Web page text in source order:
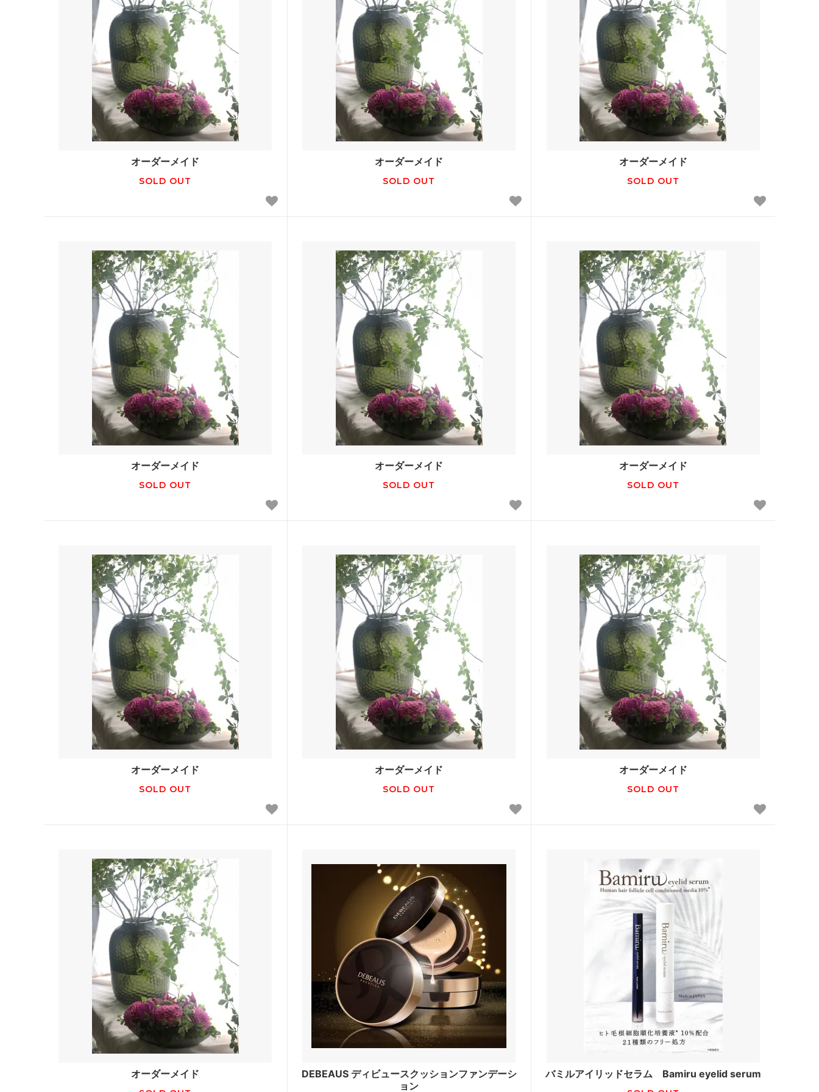
オーダーメイド
SOLD OUT
オーダーメイド
SOLD OUT
オーダーメイド
SOLD OUT
オーダーメイド
SOLD OUT
オーダーメイド
SOLD OUT
オーダーメイド
SOLD OUT
オーダーメイド
SOLD OUT
オーダーメイド
SOLD OUT
オーダーメイド
SOLD OUT
オーダーメイド
DEBEAUS ディビュースクッションファンデーシ
ョン
バミルアイリッドセラム Bamiru eyelid serum